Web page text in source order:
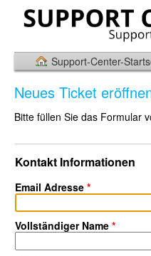
Support-Center-
Neues Ticket
Bitte füllen Sie das Formular
Kontakt Informationen
Email Adresse *
Vollständiger Name *